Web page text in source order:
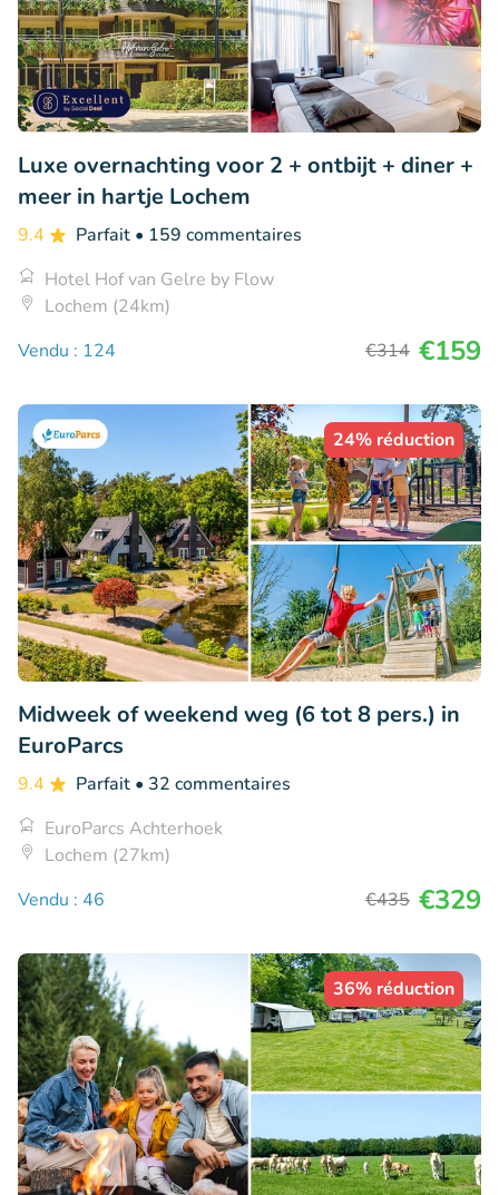
Luxe overnachting voor 2 + ontbijt + diner +
meer in hartje Lochem
9.4 Parfait • 159 commentaires
Hotel Hof van Gelre by Flow
Lochem (24km)
Vendu : 124
€314 €159
24% réduction
Midweek of weekend weg (6 tot 8 pers.) in
EuroParcs
9.4 Parfait • 32 commentaires
EuroParcs Achterhoek
Lochem (27km)
Vendu : 46
€435 €329
36% réduction